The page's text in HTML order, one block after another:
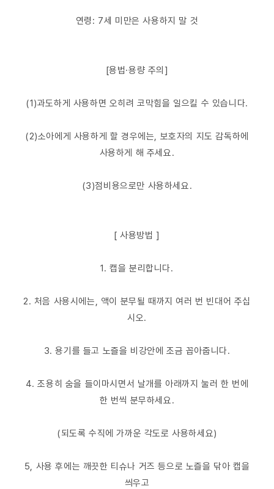
연령: 7세 미만은 사용하지 말 것
[용법·용량 주의]
(1)과도하게 사용하면 오히려 코막힘을 일으킬 수 있습니다.
(2)소아에게 사용하게 할 경우에는, 보호자의 지도 감독하에
사용하게 해 주세요.
(3)점비용으로만 사용하세요.
[ 사용방법 ]
1. 캡을 분리합니다.
2. 처음 사용시에는, 액이 분무될 때까지 여러 번 빈대어 주십
시오.
3. 용기를 들고 노즐을 비강안에 조금 꼽아줍니다.
4. 조용히 숨을 들이마시면서 날개를 아래까지 눌러 한 번에
한 번씩 분무하세요.
(되도록 수직에 가까운 각도로 사용하세요)
5, 사용 후에는 깨끗한 티슈나 거즈 등으로 노즐을 닦아 캡을
씌우고